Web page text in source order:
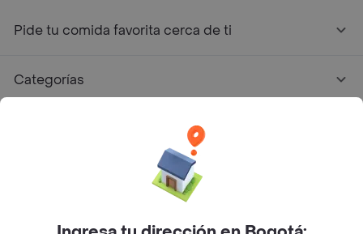
Pide tu comida favorita cerca de ti
Categorías
Facebook
Twitter
Instagram